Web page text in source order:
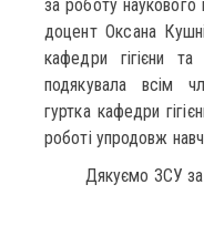
за роботу наукового
доцент Оксана
кафедри гігієни
подякувала всім
гуртка кафедри
роботі упродовж
Дякуємо ЗСУ за